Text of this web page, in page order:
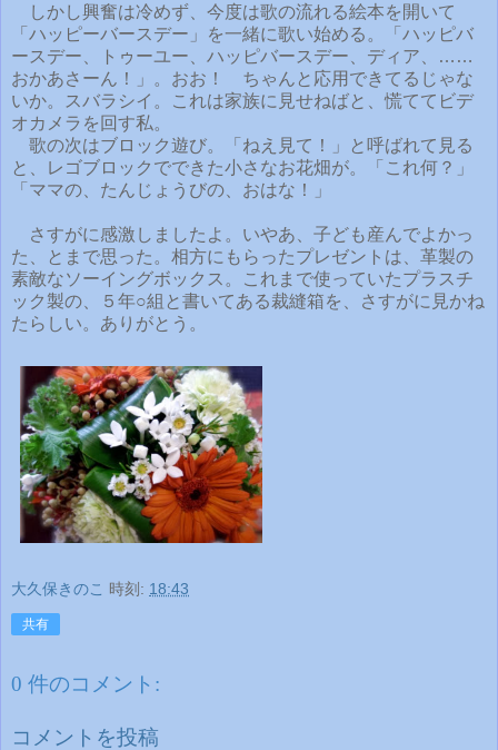
しかし興奮は冷めず、今度は歌の流れる絵本を開いて
「ハッピーバースデー」を一緒に歌い始める。「ハッピバ
ースデー、トゥーユー、ハッピバースデー、ディア、……
おかあさーん！」。おお！ ちゃんと応用できてるじゃな
いか。スバラシイ。これは家族に見せねばと、慌ててビデ
オカメラを回す私。
歌の次はブロック遊び。「ねえ見て！」と呼ばれて見る
と、レゴブロックでできた小さなお花畑が。「これ何？」
「ママの、たんじょうびの、おはな！」
さすがに感激しましたよ。いやあ、子ども産んでよかっ
た、とまで思った。相方にもらったプレゼントは、革製の
素敵なソーイングボックス。これまで使っていたプラスチ
ック製の、５年○組と書いてある裁縫箱を、さすがに見かね
たらしい。ありがとう。
大久保きのこ 時刻: 18:43
共有
0 件のコメント:
コメントを投稿